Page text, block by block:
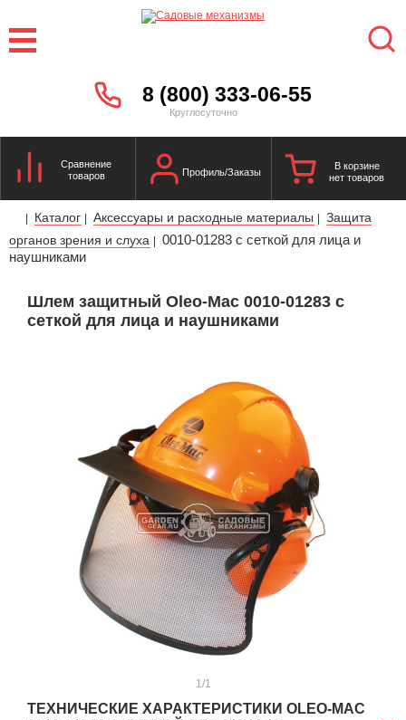
8 (800) 333-06-55
Круглосуточно
Сравнение
товаров
Профиль/Заказы
В корзине
нет товаров
| Каталог | Аксессуары и расходные материалы | Защита
органов зрения и слуха | 0010-01283 с сеткой для лица и
наушниками
Шлем защитный Oleo-Mac 0010-01283 с
сеткой для лица и наушниками
1 /1
ТЕХНИЧЕСКИЕ ХАРАКТЕРИСТИКИ OLEO-MAC